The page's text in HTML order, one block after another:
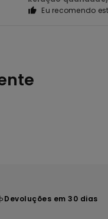
Eu recomendo
Devoluções em 30 dias